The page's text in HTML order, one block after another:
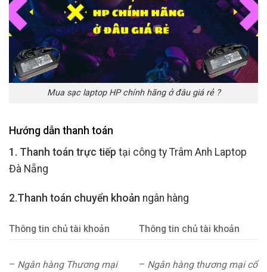
Mua sạc laptop HP chính hãng ở đâu giá rẻ ?
Hướng dẫn thanh toán
1. Thanh toán trực tiếp tại công ty Trâm Anh Laptop
Đà Nẵng
2.Thanh toán chuyển khoản ngân hàng
Thông tin chủ tài khoản Thông tin chủ tài khoản
– Ngân hàng Thương mại
– Ngân hàng thương mại cổ